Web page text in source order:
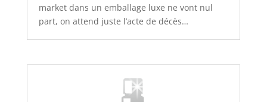
market dans un emballage luxe ne vont nul
part, on attend juste l’acte de décès…